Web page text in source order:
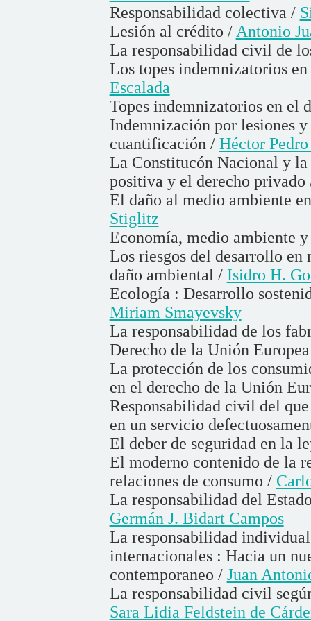
Responsabilidad colectiva /
Lesión al crédito / Antonio
La responsabilidad civil de
Los topes indemnizatorios
Escalada
Topes indemnizatorios en el
Indemnización por lesiones
cuantificación / Héctor
La Constitucón Nacional y
positiva y el derecho
El daño al medio ambiente
Stiglitz
Economía, medio ambiente
Los riesgos del desarrollo en
daño ambiental / Isidro H.
Ecología : Desarrollo
Miriam Smayevsky
La responsabilidad de los
Derecho de la Unión
La protección de los
en el derecho de la Unión
Responsabilidad civil del
en un servicio
El deber de seguridad en la
El moderno contenido de la
relaciones de consumo /
La responsabilidad del
Germán J. Bidart Campos
La responsabilidad
internacionales : Hacia un
contemporaneo / Juan
La responsabilidad civil
Sara Lidia Feldstein de